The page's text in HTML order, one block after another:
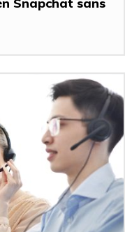
Snapchat sans